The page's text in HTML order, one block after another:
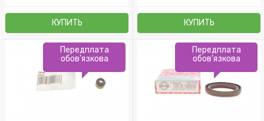
КУПИТЬ КУПИТЬ
Передплата
обов'язкова
Передплата
обов'язкова